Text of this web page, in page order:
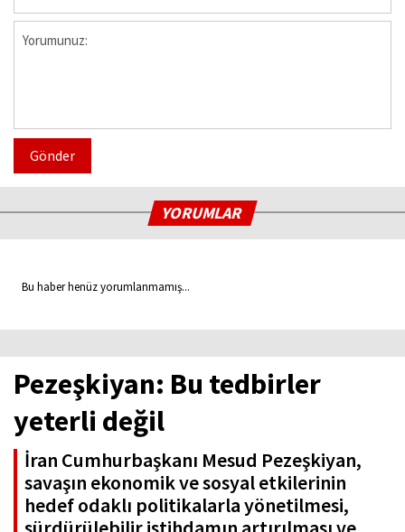
Gönder
YORUMLAR
Bu haber henüz yorumlanmamış...
Pezeşkiyan: Bu tedbirler
yeterli değil
İran Cumhurbaşkanı Mesud Pezeşkiyan,
savaşın ekonomik ve sosyal etkilerinin
hedef odaklı politikalarla yönetilmesi,